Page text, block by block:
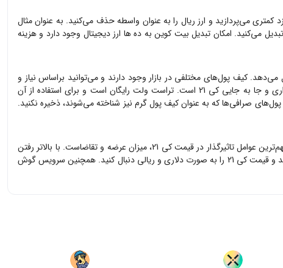
کمتری می‌پردازید و ارز ریال را به عنوان واسطه حذف می‌کنید. به عنوان مثال
می‌کنید. امکان تبدیل بیت کوین به ده ها ارز دیجیتال وجود دارد و هزینه
کیف پول‌های مختلفی در بازار وجود دارند و می‌توانید براساس نیاز و
و جا به جایی کی 21
است. تراست ولت رایگان است و برای استفاده از آن
صرافی‌ها که به عنوان کیف پول گرم نیز شناخته می‌شوند، ذخیره نکنید.
عوامل تاثیرگذار در قیمتکی 21
، میزان عرضه و تقاضاست. با بالاتر رفتن
و قیمتکی 21
را به صورت دلاری و ریالی دنبال کنید. همچنین سرویس گوش